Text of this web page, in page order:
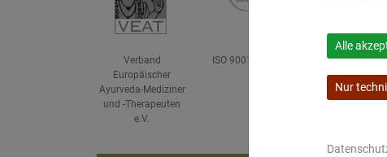
Verband
Europäischer
Ayurveda-Mediziner
und -Therapeuten
e.V.
ISO 9001 zertifiziert
Geprüft
Hessen
Alle
Nur